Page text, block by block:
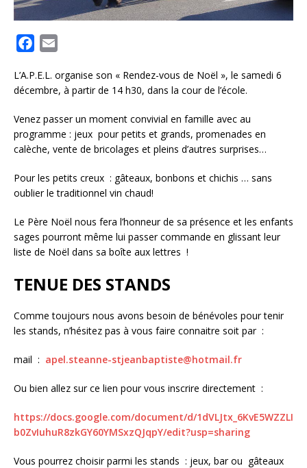
c
e
b
o
o
a
i
l
L’A.P.E.L. organise son « Rendez-vous de Noël », le samedi 6
décembre, à partir de 14 h30, dans la cour de l’école.
Venez passer un moment convivial en famille avec au
programme : jeux pour petits et grands, promenades en
calèche, vente de bricolages et pleins d’autres surprises…
Pour les petits creux : gâteaux, bonbons et chichis … sans
oublier le traditionnel vin chaud!
Le Père Noël nous fera l’honneur de sa présence et les enfants
sages pourront même lui passer commande en glissant leur
liste de Noël dans sa boîte aux lettres !
TENUE DES STANDS
Comme toujours nous avons besoin de bénévoles pour tenir
les stands, n’hésitez pas à vous faire connaitre soit par :
mail : apel.steanne-stjeanbaptiste@hotmail.fr
Ou bien allez sur ce lien pour vous inscrire directement :
https://docs.google.com/document/d/1dVLJtx_6KvE5WZZLI
b0ZvIuhuR8zkGY60YMSxzQJqpY/edit?usp=sharing
Vous pourrez choisir parmi les stands : jeux, bar ou gâteaux